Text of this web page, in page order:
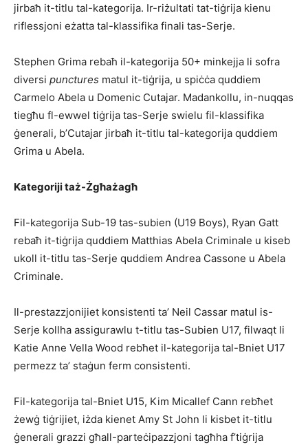
jirbaħ it-titlu tal-kategorija. Ir-riżultati tat-tiġrija kienu
riflessjoni eżatta tal-klassifika finali tas-Serje.
Stephen Grima rebaħ il-kategorija 50+ minkejja li sofra
diversi punctures matul it-tiġrija, u spiċċa quddiem
Carmelo Abela u Domenic Cutajar. Madankollu, in-nuqqas
tiegħu fl-ewwel tiġrija tas-Serje swielu fil-klassifika
ġenerali, b’Cutajar jirbaħ it-titlu tal-kategorija quddiem
Grima u Abela.
Kategoriji taż-Żgħażagħ
Fil-kategorija Sub-19 tas-subien (U19 Boys), Ryan Gatt
rebaħ it-tiġrija quddiem Matthias Abela Criminale u kiseb
ukoll it-titlu tas-Serje quddiem Andrea Cassone u Abela
Criminale.
Il-prestazzjonijiet konsistenti ta’ Neil Cassar matul is-
Serje kollha assigurawlu t-titlu tas-Subien U17, filwaqt li
Katie Anne Vella Wood rebħet il-kategorija tal-Bniet U17
permezz ta’ staġun ferm consistenti.
Fil-kategorija tal-Bniet U15, Kim Micallef Cann rebħet
żewġ tiġrijiet, iżda kienet Amy St John li kisbet it-titlu
ġenerali grazzi għall-parteċipazzjoni tagħha f’tiġrija